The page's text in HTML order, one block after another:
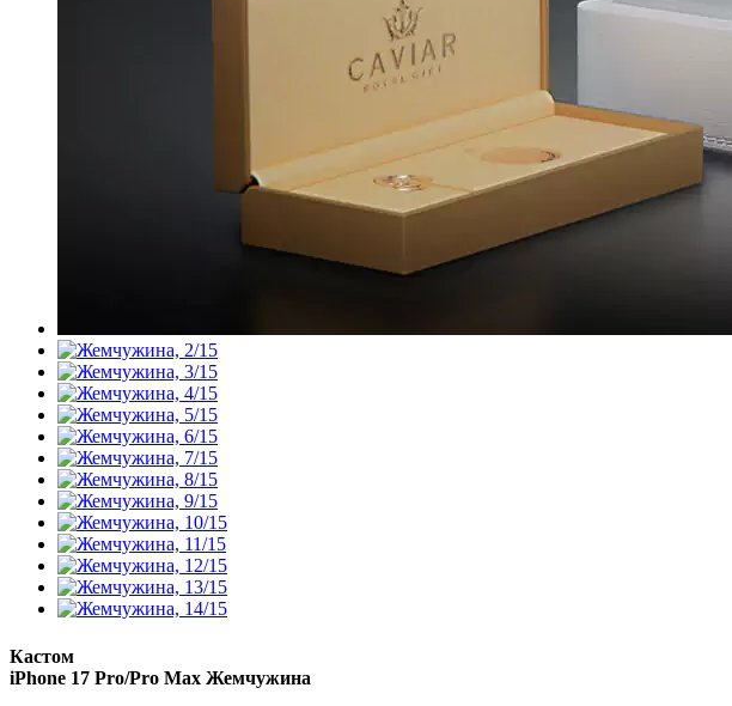
Кастом
iPhone 17 Pro/Pro Max Жемчужина